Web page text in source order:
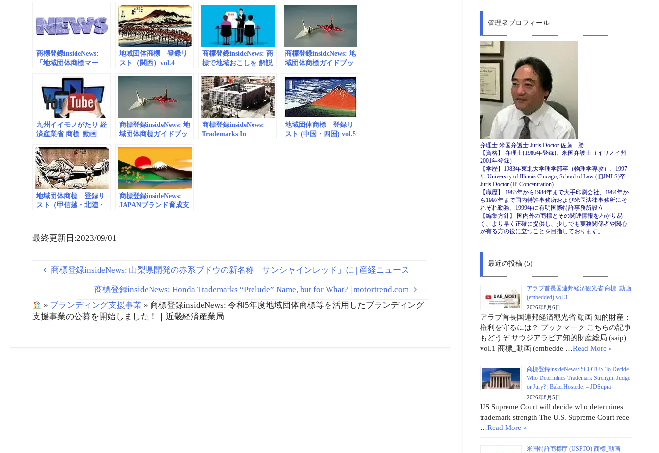
ランド
商標登録insideNews:
「地域団体商標マー
ークは「地域の名物」
の証です～ | 経済産業
省 特許庁
地域団体商標 登録リ
スト（関西）vol.4
商標登録insideNews: 商
標で地域おこしを 解説
商標登録insideNews: 地
域団体商標ガイドブッ
九州イイモノがたり 経
済産業省 商標_動画
商標登録insideNews: 地
域団体商標ガイドブッ
した！ （METI/経済産
業省）
商標登録insideNews:
Trademarks In
地域団体商標 登録リ
スト (中国・四国) vol.5
地域団体商標 登録リ
スト（甲信越・北陸・
商標登録insideNews:
JAPANブランド育成支
最終更新日:2023/09/01
商標登録insideNews: 山梨県開発の赤系ブドウの新名称「サンシャインレッド」に | 産経ニュース
商標登録insideNews: Honda Trademarks “Prelude” Name, but for What? | motortrend.com
» ブランディング支援事業 »商標登録insideNews: 令和5年度地域団体商標等を活用したブランディング
支援事業の公募を開始しました！｜近畿経済産業局
管理者プロフィール
弁理士 米国弁護士 Juris Doctor 佐藤 勝
【資格】 弁理士(1986年登録)、米国弁護士（イリノイ州
2001年登録）
【学歴】1983年東北大学理学部卒（物理学専攻）、1997
年 University of Illinois Chicago, School of Law (旧JMLS)卒
Juris Doctor (IP Concentration)
【職歴】 1983年から1984年まで大手印刷会社、1984年か
ら1997年まで国内特許事務所および米国法律事務所にそ
れぞれ勤務。1999年に有明国際特許事務所設立
【編集方針】 国内外の商標とその関連情報をわかり易
く、より早く正確に提供し、少しでも実務関係者や関心
が有る方の役に立つことを目指しております。
最近の投稿 (5)
アラブ首長国連邦経済観光省 商標_動画
(embedded) vol.3
2026年8月6日
アラブ首長国連邦経済観光省 動画 知的財産：
権利を守るには？ ブックマーク こちらの記事
もどうぞ サウジアラビア知的財産総局 (saip)
vol.1 商標_動画 (embedde …Read More »
商標登録insideNews: SCOTUS To Decide
Who Determines Trademark Strength: Judge
or Jury? | BakerHostetler – JDSupra
2026年8月5日
US Supreme Court will decide who determines
trademark strength The U.S. Supreme Court rece
…Read More »
米国特許商標庁 (USPTO) 商標_動画